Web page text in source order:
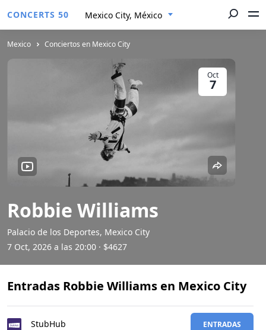
CONCERTS 50 Mexico City, México
Mexico Conciertos en Mexico City
Robbie Williams
7 Oct, 2026 a las 20:00 · $4627
Palacio de los Deportes, Mexico City
Oct
7
Entradas Robbie Williams en Mexico City
StubHub ENTRADAS